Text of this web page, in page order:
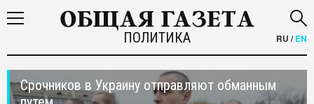
ПОЛИТИКА RU /EN
Срочников в Украину отправляют обманным